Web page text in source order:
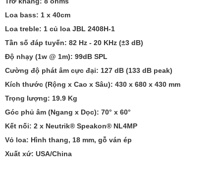
Loa bass: 1 x 40cm
Loa treble: 1 củ loa JBL 2408H-1
Tần số đáp tuyến: 82 Hz - 20 KHz (±3 dB)
Độ nhạy (1w @ 1m): 99dB SPL
Cường độ phát âm cực đại: 127 dB (133 dB peak)
Kích thước (Rộng x Cao x Sâu): 430 x 680 x 430 mm
Trọng lượng: 19.9 Kg
Góc phủ âm (Ngang x Dọc): 70° x 60°
Kết nối: 2 x Neutrik® Speakon® NL4MP
Vỏ loa: Hình thang, 18 mm, gỗ ván ép
Xuất xứ: USA/China